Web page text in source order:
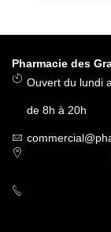
Pharmacie des
Ouvert du lundi
de 8h à 20h